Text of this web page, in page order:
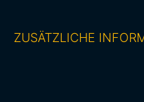
ZUSÄTZLICHE